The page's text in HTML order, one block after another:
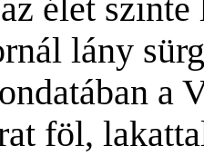
élet
lány
a
föl,